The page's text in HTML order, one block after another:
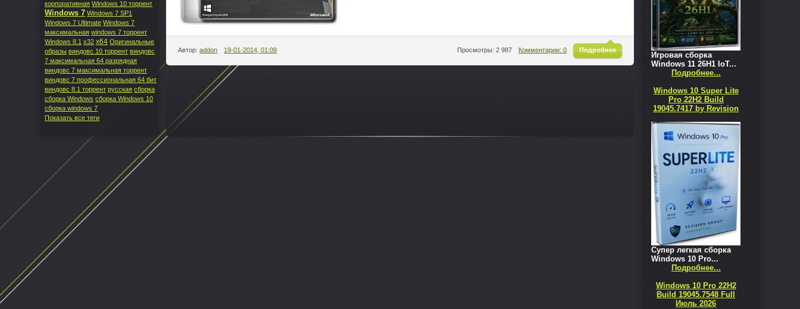
Подробнее
Комментарии: 0
Просмотры: 2 987
Автор:addon 19-01-2014, 01:09
Игровая сборка
Windows 11 26H1 IoT...
Подробнее...
Windows 10 Super Lite
Pro 22H2 Build
19045.7417 by Revision
Супер легкая сборка
Windows 10 Pro...
Подробнее...
Windows 10 Pro 22H2
Build 19045.7548 Full
Июль 2026
корпоративная Windows 10 торрент
Windows 7 Windows 7 SP1
Windows 7 Ultimate Windows 7
максимальная windows 7 торрент
Windows 8.1 x32 x64 Оригинальные
образы виндовс 10 торрент виндовс
7 максимальная 64 разрядная
виндовс 7 максимальная торрент
виндовс 7 профессиональная 64 бит
виндовс 8.1 торрент русская сборка
сборка Windows сборка Windows 10
сборка windows 7
Показать все теги